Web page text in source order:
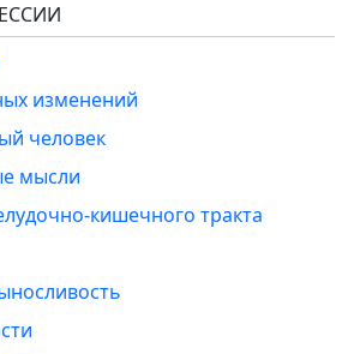
изменений
человек
мысли
кишечного тракта